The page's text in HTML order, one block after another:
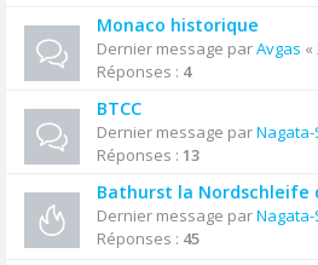
Monaco historique
Dernier message parAvgas «
Réponses : 4
BTCC
Dernier message parNagata-
Réponses : 13
Bathurst la Nordschleife
Dernier message parNagata-
Réponses : 45